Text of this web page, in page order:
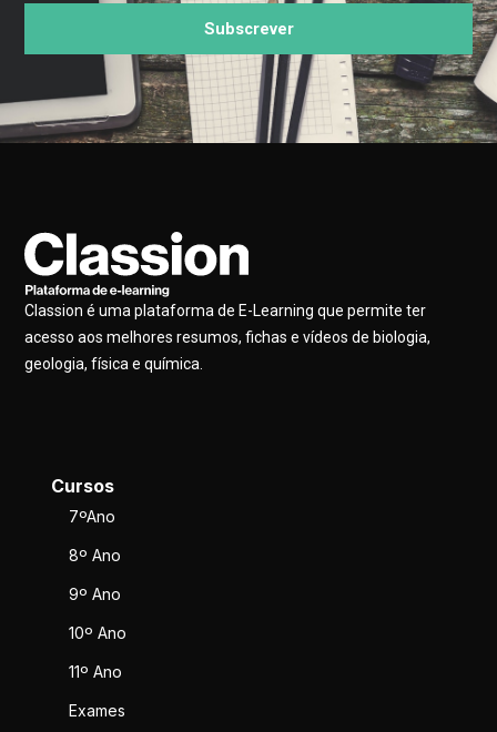
Subscrever
Classion é uma plataforma de E-Learning que permite ter
acesso aos melhores resumos, fichas e vídeos de biologia,
geologia, física e química.
Cursos
7ºAno
8º Ano
9º Ano
10º Ano
11º Ano
Exames